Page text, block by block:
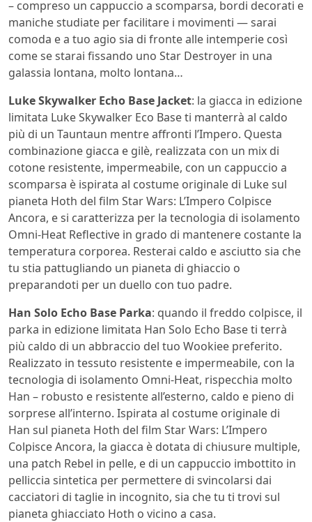
– compreso un cappuccio a scomparsa, bordi decorati e
maniche studiate per facilitare i movimenti — sarai
comoda e a tuo agio sia di fronte alle intemperie così
come se starai fissando uno Star Destroyer in una
galassia lontana, molto lontana…
Luke Skywalker Echo Base Jacket: la giacca in edizione
limitata Luke Skywalker Eco Base ti manterrà al caldo
più di un Tauntaun mentre affronti l’Impero. Questa
combinazione giacca e gilè, realizzata con un mix di
cotone resistente, impermeabile, con un cappuccio a
scomparsa è ispirata al costume originale di Luke sul
pianeta Hoth del film Star Wars: L’Impero Colpisce
Ancora, e si caratterizza per la tecnologia di isolamento
Omni-Heat Reflective in grado di mantenere costante la
temperatura corporea. Resterai caldo e asciutto sia che
tu stia pattugliando un pianeta di ghiaccio o
preparandoti per un duello con tuo padre.
Han Solo Echo Base Parka: quando il freddo colpisce, il
parka in edizione limitata Han Solo Echo Base ti terrà
più caldo di un abbraccio del tuo Wookiee preferito.
Realizzato in tessuto resistente e impermeabile, con la
tecnologia di isolamento Omni-Heat, rispecchia molto
Han – robusto e resistente all’esterno, caldo e pieno di
sorprese all’interno. Ispirata al costume originale di
Han sul pianeta Hoth del film Star Wars: L’Impero
Colpisce Ancora, la giacca è dotata di chiusure multiple,
una patch Rebel in pelle, e di un cappuccio imbottito in
pelliccia sintetica per permettere di svincolarsi dai
cacciatori di taglie in incognito, sia che tu ti trovi sul
pianeta ghiacciato Hoth o vicino a casa.